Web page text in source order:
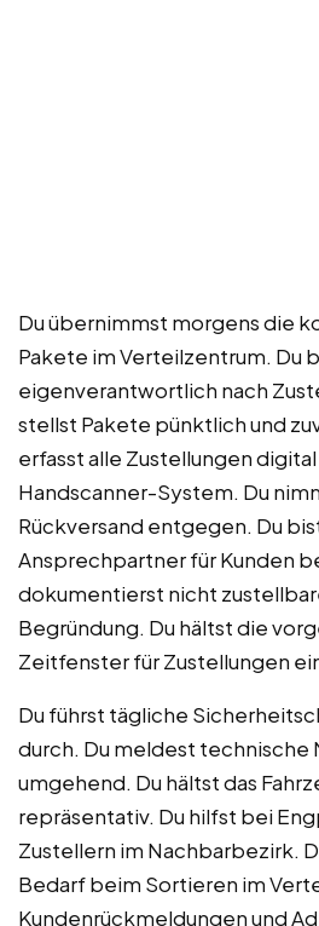
Du übernimmst morgens die
Pakete im Verteilzentrum. Du
eigenverantwortlich nach
stellst Pakete pünktlich und
erfasst alle Zustellungen
Handscanner-System. Du
Rückversand entgegen. Du
Ansprechpartner für Kunden
dokumentierst nicht
Begründung. Du hältst die
Zeitfenster für Zustellungen
Du führst tägliche
durch. Du meldest technische
umgehend. Du hältst das
repräsentativ. Du hilfst bei
Zustellern im Nachbarbezirk.
Bedarf beim Sortieren im
Kundenrückmeldungen und